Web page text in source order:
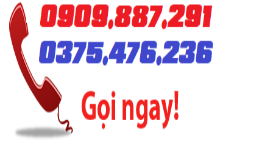
gói
tại
TPHCM